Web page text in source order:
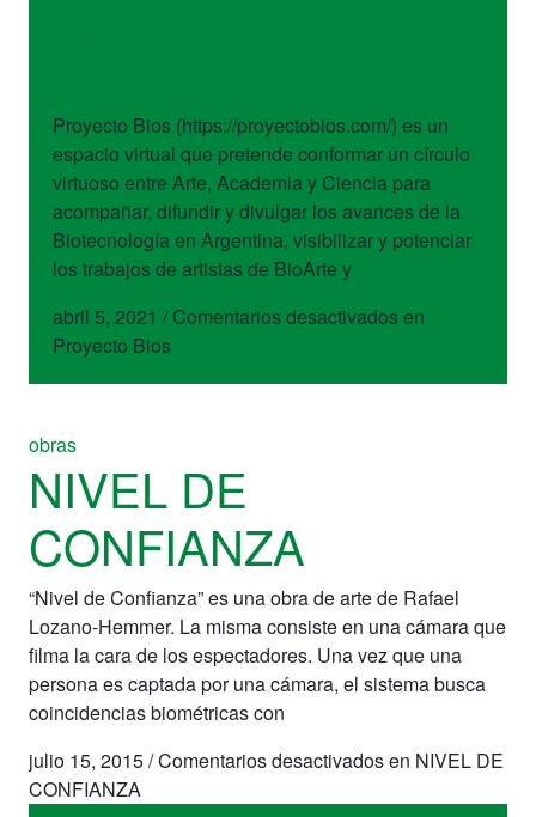
Proyecto Bios (https://proyectobios.com/) es un
espacio virtual que pretende conformar un círculo
virtuoso entre Arte, Academia y Ciencia para
acompañar, difundir y divulgar los avances de la
Biotecnología en Argentina, visibilizar y potenciar
los trabajos de artistas de BioArte y
abril 5, 2021 / Comentarios desactivadosen
Proyecto Bios
obras
NIVEL DE
CONFIANZA
“Nivel de Confianza” es una obra de arte de Rafael
Lozano-Hemmer. La misma consiste en una cámara que
filma la cara de los espectadores. Una vez que una
persona es captada por una cámara, el sistema busca
coincidencias biométricas con
julio 15, 2015/Comentarios desactivadosen NIVEL DE
CONFIANZA